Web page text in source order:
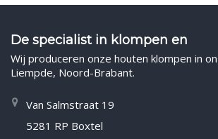
De specialist in klompen en
Wij produceren onze houten klompen in
Liempde, Noord-Brabant.
Van Salmstraat 19
5281 RP Boxtel